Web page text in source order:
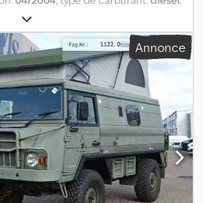
vert, type d'engrenage:
Euro 3, nombre de sièges:5,
totale:2 100 mm, Équipement:
transmission intégrale,
ABS Boîte automatique
Fun en camping-car, notamment
3 places, un chauffage
gaz. Transformation par
toit de couchage/ toit
2 fenêtres latérales, isolation,
matelas. Cedpfjqd T N Nox Apnjrf
vente intermédiaire.
Annonce